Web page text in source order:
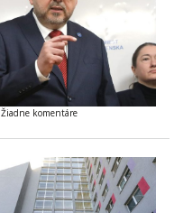
Žiadne komentáre